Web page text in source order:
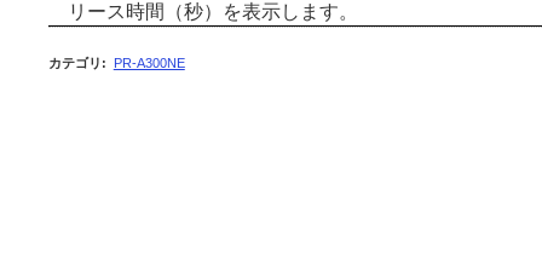
リース時間（秒）を表示します。
カテゴリ : PR-A300NE